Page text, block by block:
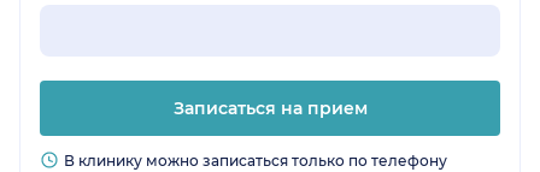
Записаться на прием
В клинику можно записаться только по телефону